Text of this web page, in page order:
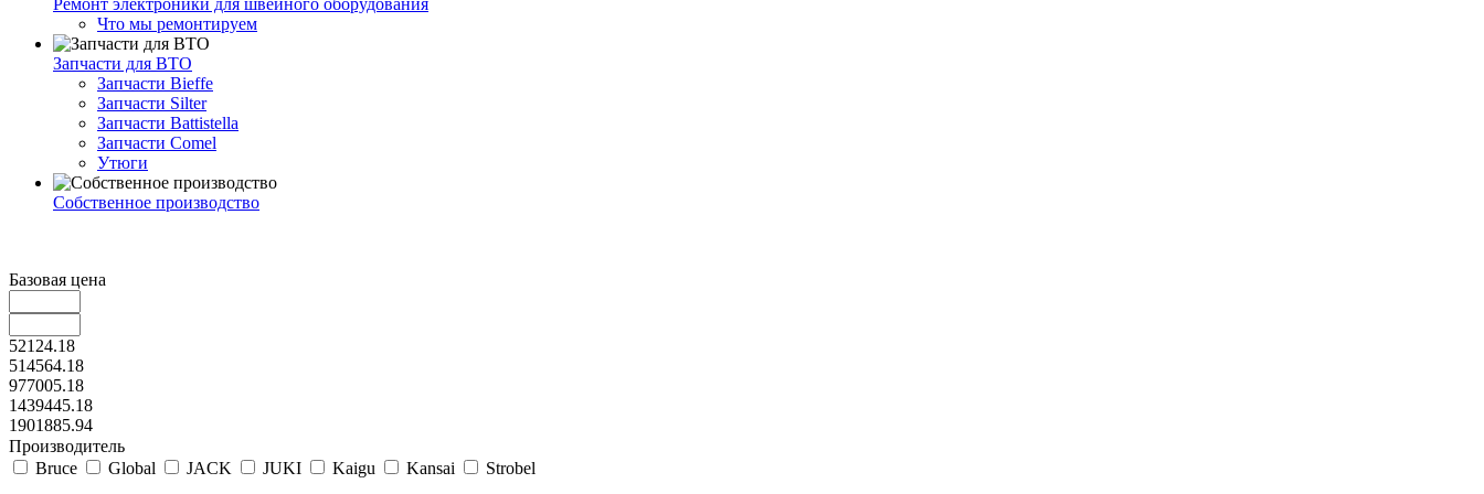
Что мы ремонтируем
Запчасти для ВТО
Запчасти Bieffe
Запчасти Silter
Запчасти Battistella
Запчасти Comel
Утюги
Собственное производство
Базовая цена
52124.18
514564.18
977005.18
1439445.18
1901885.94
Производитель
Bruce
Global JACK JUKI Kaigu Kansai Strobel